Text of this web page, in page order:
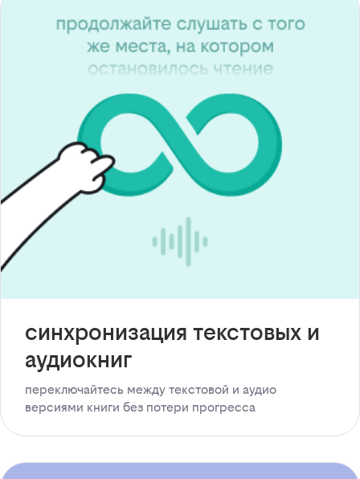
синхронизация текстовых и
аудиокниг
переключайтесь между текстовой и аудио
версиями книги без потери прогресса